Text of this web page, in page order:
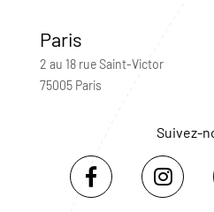
Paris
2 au 18 rue Saint-Victor
75005 Paris
Suivez-